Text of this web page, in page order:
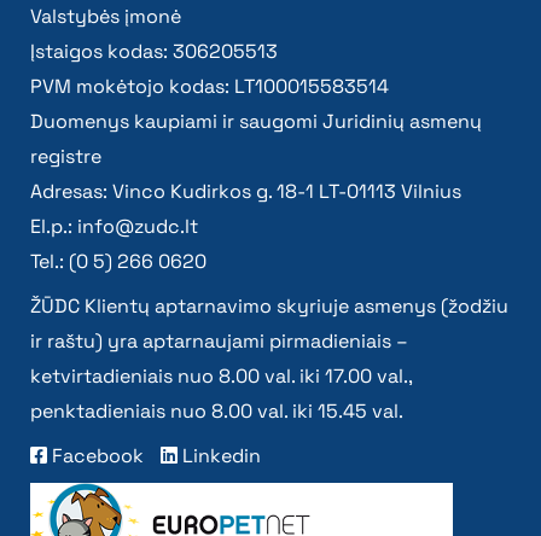
Valstybės įmonė
Įstaigos kodas: 306205513
PVM mokėtojo kodas: LT100015583514
Duomenys kaupiami ir saugomi Juridinių asmenų
registre
Adresas: Vinco Kudirkos g. 18-1 LT-01113 Vilnius
El.p.: info@zudc.lt
Tel.: (0 5) 266 0620
ŽŪDC Klientų aptarnavimo skyriuje asmenys (žodžiu
ir raštu) yra aptarnaujami pirmadieniais –
ketvirtadieniais nuo 8.00 val. iki 17.00 val.,
penktadieniais nuo 8.00 val. iki 15.45 val.
Facebook
Linkedin